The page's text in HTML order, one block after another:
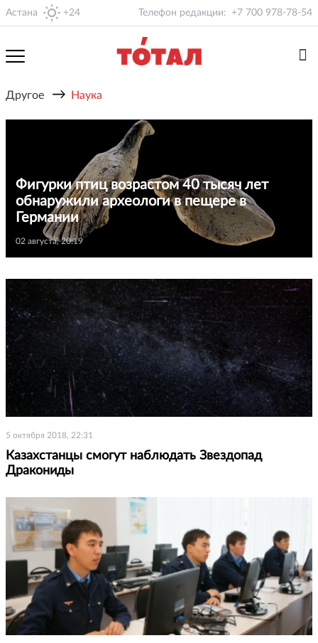
Астана +24 Телефон редакции: +7 700 978-78-54
Другое → Наука
Фигурки птиц возрастом 40 тысяч лет
обнаружили археологи в пещере в
Германии
02 августа, 20:19
5 октября 2018, 22:31
Казахстанцы смогут наблюдать Звездопад
Дракониды